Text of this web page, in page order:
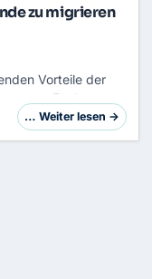
zu migrieren
Vorteile der
zu Exchange
mit dieser
… Weiter lesen →